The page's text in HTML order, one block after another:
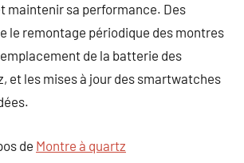
maintenir sa performance. Des
le remontage périodique des montres
de la batterie des
et les mises à jour des smartwatches
de Montre à quartz